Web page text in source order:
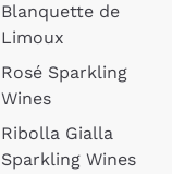
Blanquette de
Limoux
Rosé Sparkling
Wines
Ribolla Gialla
Sparkling Wines